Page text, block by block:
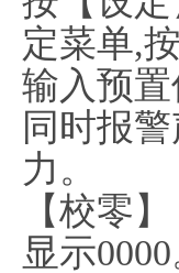
定菜单,按
输入预置
同时报警
力。
【校零】
显示